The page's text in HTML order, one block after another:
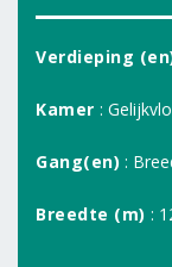
Verdieping
Kamer :
Gang(en) :
Breedte (m) :